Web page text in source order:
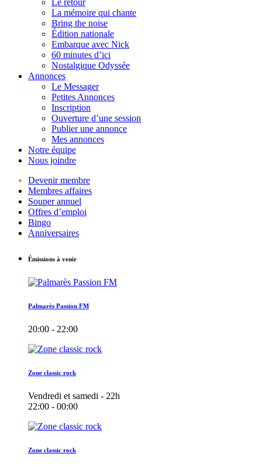
Le retour
La mémoire qui chante
Bring the noise
Édition nationale
Embarque avec Nick
60 minutes d’ici
Nostalgique Odyssée
Annonces
Le Messager
Petites Annonces
Inscription
Ouverture d’une session
Publier une annonce
Mes annonces
Notre équipe
Nous joindre
Devenir membre
Membres affaires
Souper annuel
Offres d’emploi
Bingo
Anniversaires
Émissions à venir
Palmarès Passion FM
20:00 - 22:00
Zone classic rock
Vendredi et samedi - 22h
22:00 - 00:00
Zone classic rock